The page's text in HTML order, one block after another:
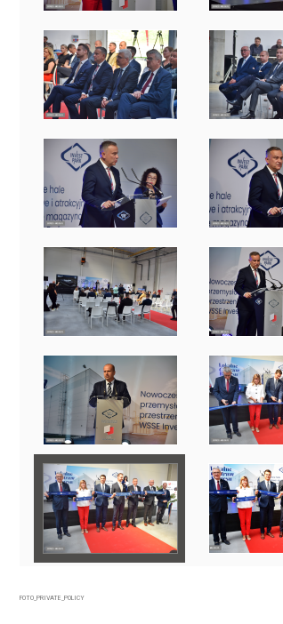
FOTO_PRIVATE_POLICY